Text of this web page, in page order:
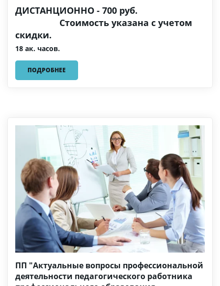
ДИСТАНЦИОННО - 700 руб.
Стоимость указана с учетом
скидки.
18 ак. часов.
ПОДРОБНЕЕ
ПП "Актуальные вопросы профессиональной
деятельности педагогического работника